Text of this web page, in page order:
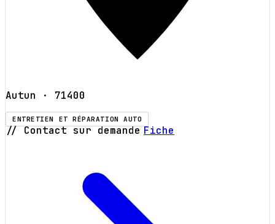
Autun · 71400
ENTRETIEN ET RÉPARATION AUTO
// Contact sur demande Fiche